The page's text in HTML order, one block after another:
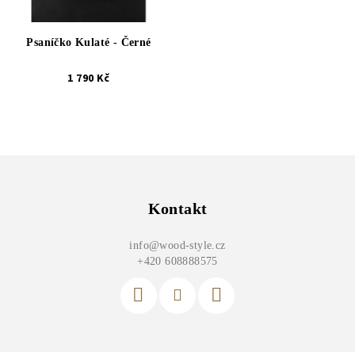
Psaníčko Kulaté - Černé
1 790 Kč
Kontakt
info@wood-style.cz
+420 608888575